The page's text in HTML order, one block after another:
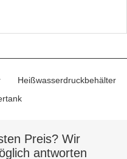
Heißwasserdruckbehälter
Preis? Wir
antworten